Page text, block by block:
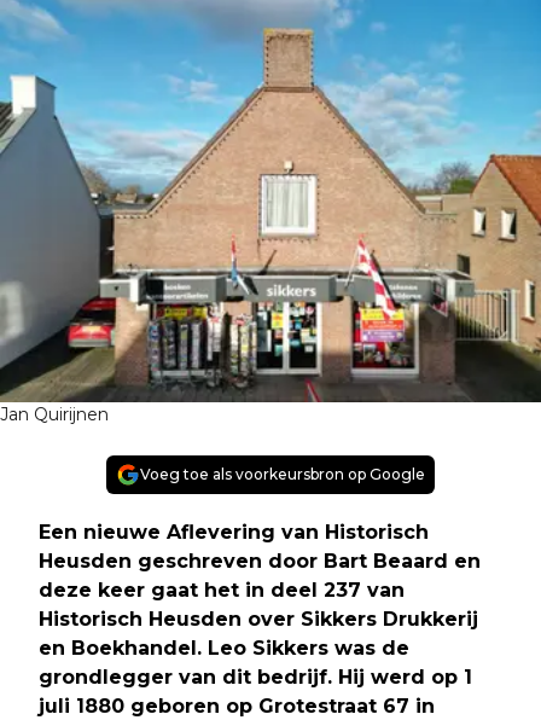
Jan Quirijnen
Voeg toe als voorkeursbron op Google
Een nieuwe Aflevering van Historisch
Heusden geschreven door Bart Beaard en
deze keer gaat het in deel 237 van
Historisch Heusden over Sikkers Drukkerij
en Boekhandel. Leo Sikkers was de
grondlegger van dit bedrijf. Hij werd op 1
juli 1880 geboren op Grotestraat 67 in